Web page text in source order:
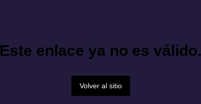
Este enlace ya no es válido.
Volver al sitio